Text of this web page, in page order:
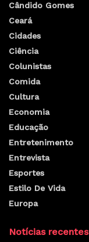
Cândido Gomes
Ceará
Cidades
Ciência
Colunistas
Comida
Cultura
Economia
Educação
Entretenimento
Entrevista
Esportes
Estilo De Vida
Europa
Notícias recentes